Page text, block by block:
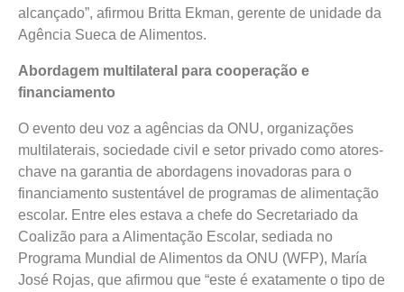
alcançado”, afirmou Britta Ekman, gerente de unidade da
Agência Sueca de Alimentos.
Abordagem multilateral para cooperação e
financiamento
O evento deu voz a agências da ONU, organizações
multilaterais, sociedade civil e setor privado como atores-
chave na garantia de abordagens inovadoras para o
financiamento sustentável de programas de alimentação
escolar. Entre eles estava a chefe do Secretariado da
Coalizão para a Alimentação Escolar, sediada no
Programa Mundial de Alimentos da ONU (WFP), María
José Rojas, que afirmou que “este é exatamente o tipo de